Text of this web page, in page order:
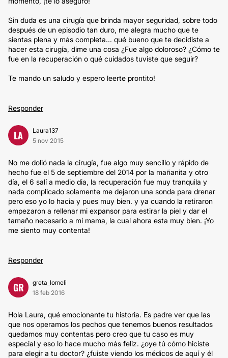
Sin duda es una cirugía que brinda mayor seguridad, sobre todo
después de un episodio tan duro, me alegra mucho que te
sientas plena y más completa... qué bueno que te decidiste a
hacer esta cirugía, dime una cosa ¿Fue algo doloroso? ¿Cómo te
fue en la recuperación o qué cuidados tuviste que seguir?
Te mando un saludo y espero leerte prontito!
Responder
LA
Laura137
5 nov 2015
No me dolió nada la cirugía, fue algo muy sencillo y rápido de
hecho fue el 5 de septiembre del 2014 por la mañanita y otro
día, el 6 salí a medio dia, la recuperación fue muy tranquila y
nada complicado solamente me dejaron una sonda para drenar
pero eso yo lo hacia y pues muy bien. y ya cuando la retiraron
empezaron a rellenar mi expansor para estirar la piel y dar el
tamaño necesario a mi mama, la cual ahora esta muy bien. ¡Yo
me siento muy contenta!
Responder
GR
greta_lomeli
18 feb 2016
Hola Laura, qué emocionante tu historia. Es padre ver que las
que nos operamos los pechos que tenemos buenos resultados
quedamos muy contentas pero creo que tu caso es muy
especial y eso lo hace mucho más feliz. ¿oye tú cómo hiciste
para elegir a tu doctor? ¿fuiste viendo los médicos de aquí y él